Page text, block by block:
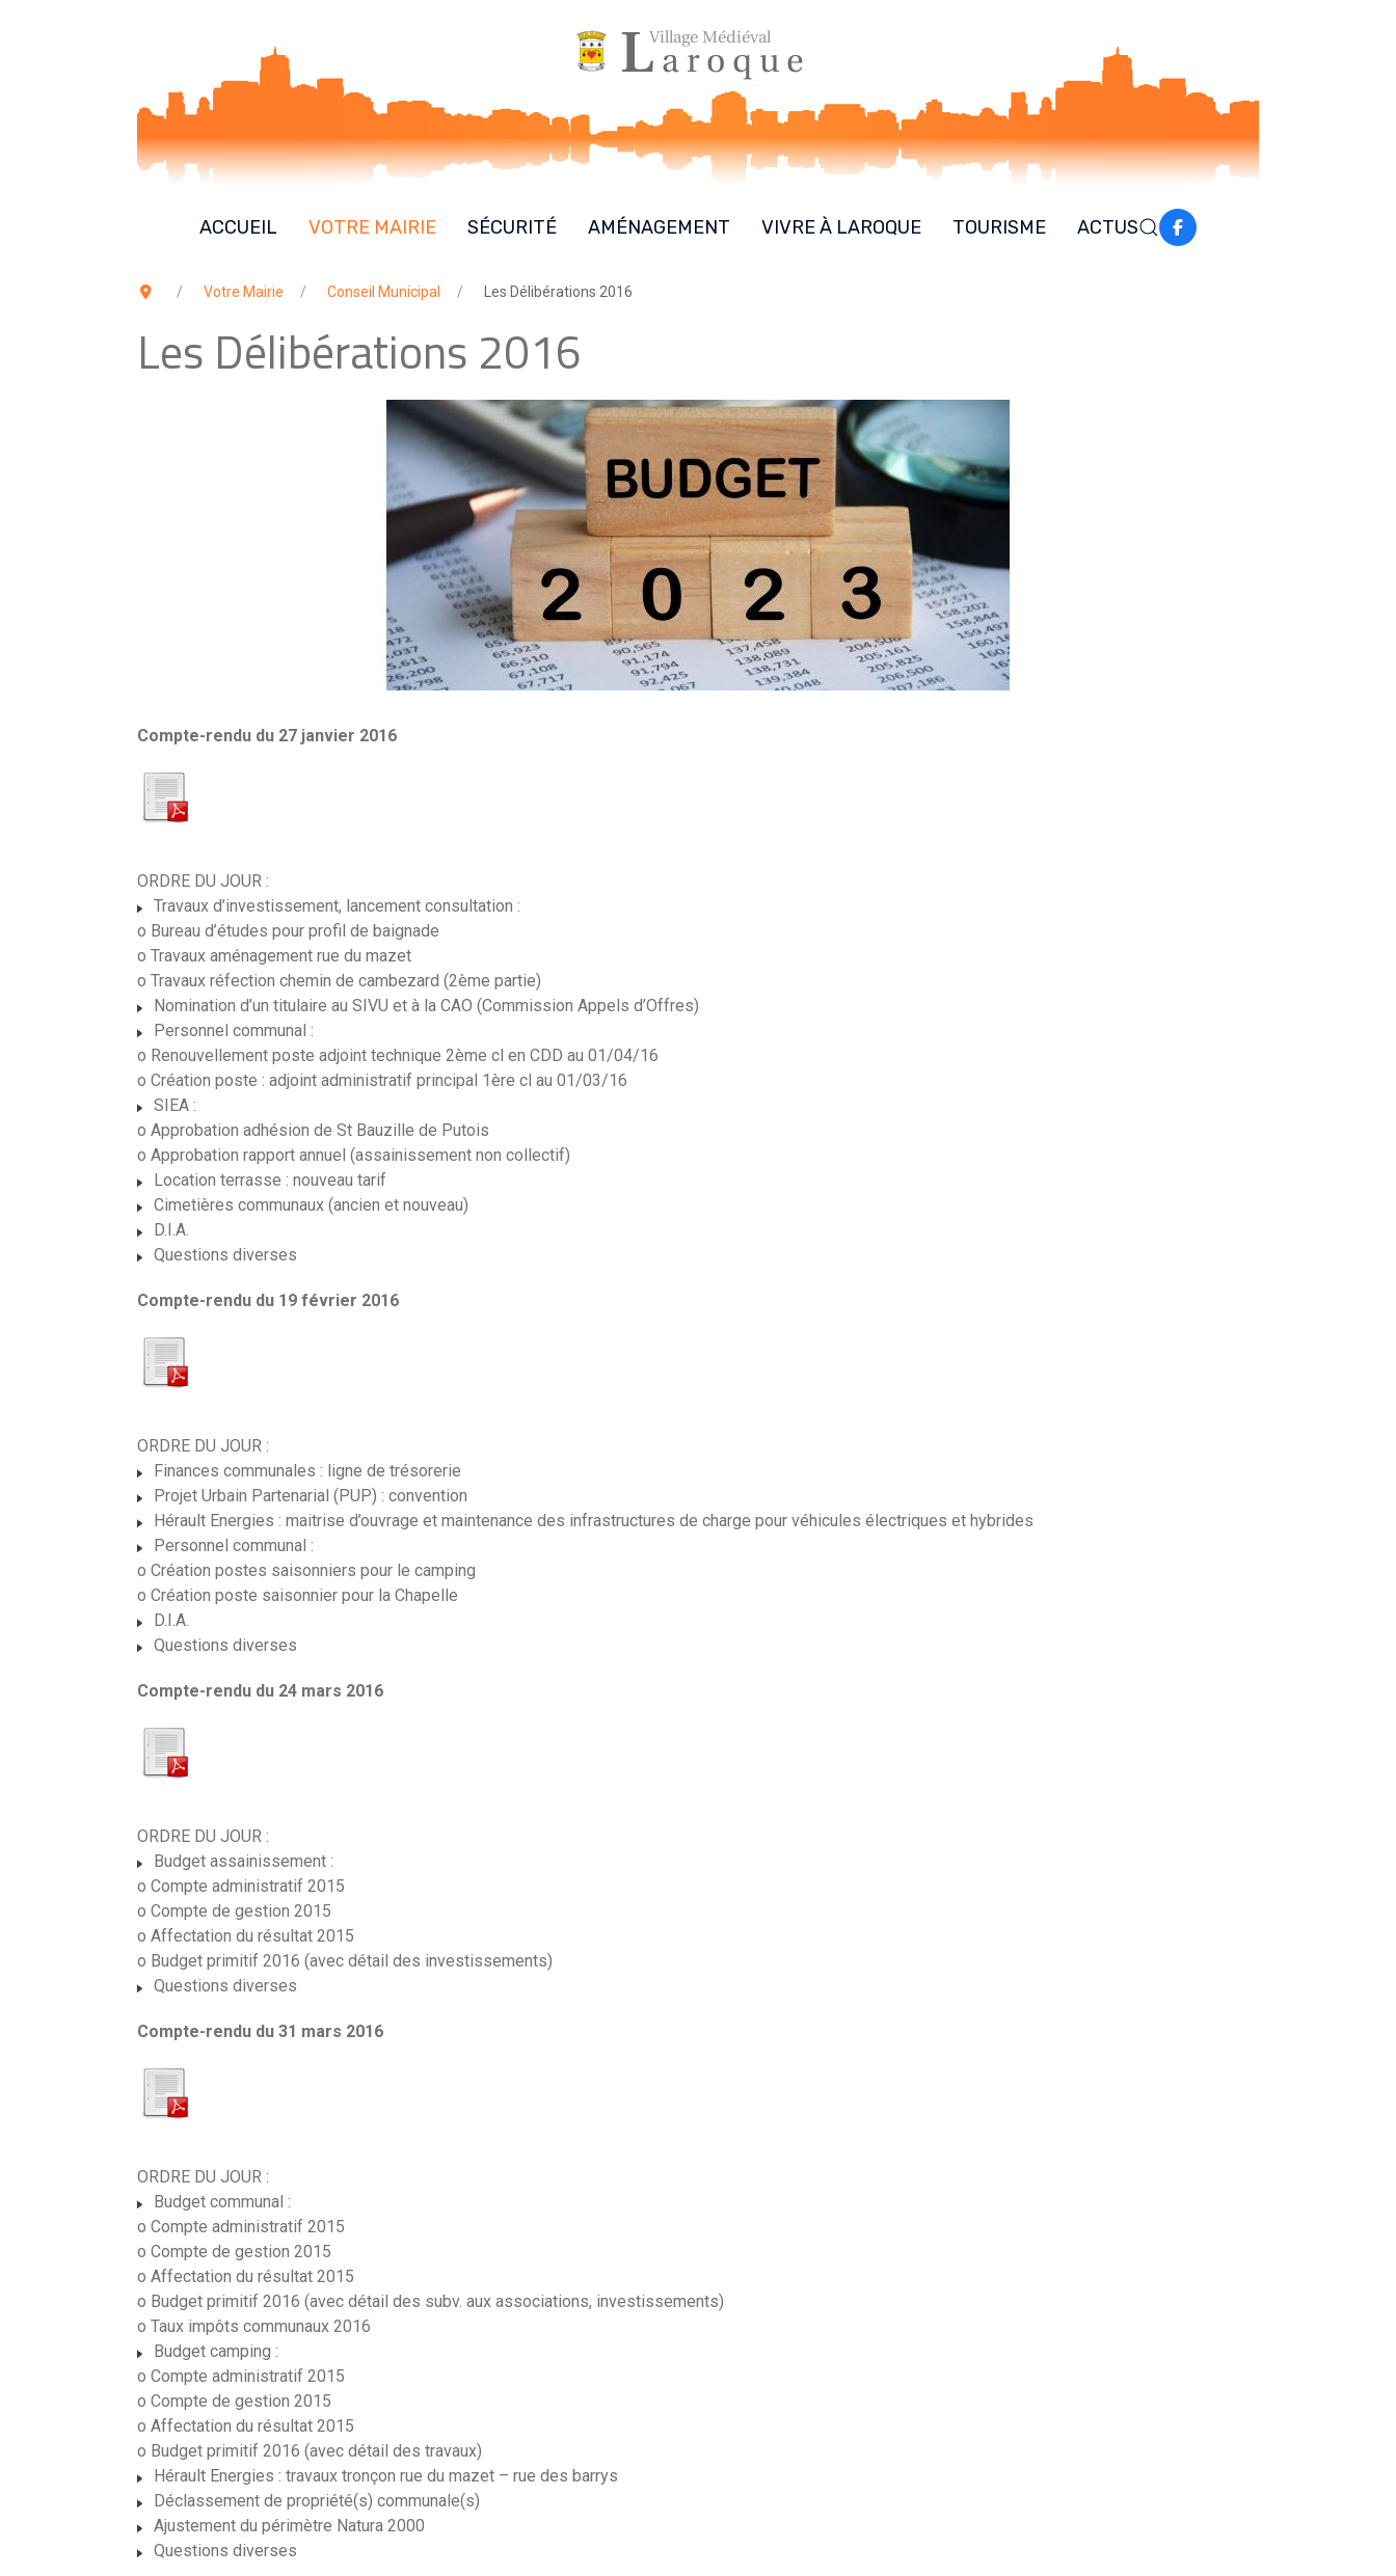
ACCUEIL VOTRE MAIRIE SÉCURITÉ AMÉNAGEMENT VIVRE À LAROQUE TOURISME ACTUS
Votre Mairie Conseil Municipal Les Délibérations 2016
Les Délibérations 2016
Compte-rendu du 27 janvier 2016
ORDRE DU JOUR :
Travaux d’investissement, lancement consultation :
o Bureau d’études pour profil de baignade
o Travaux aménagement rue du mazet
o Travaux réfection chemin de cambezard (2ème partie)
Nomination d’un titulaire au SIVU et à la CAO (Commission Appels d’Offres)
Personnel communal :
o Renouvellement poste adjoint technique 2ème cl en CDD au 01/04/16
o Création poste : adjoint administratif principal 1ère cl au 01/03/16
SIEA :
o Approbation adhésion de St Bauzille de Putois
o Approbation rapport annuel (assainissement non collectif)
Location terrasse : nouveau tarif
Cimetières communaux (ancien et nouveau)
D.I.A.
Questions diverses
Compte-rendu du 19 février 2016
ORDRE DU JOUR :
Finances communales : ligne de trésorerie
Projet Urbain Partenarial (PUP) : convention
Hérault Energies : maitrise d’ouvrage et maintenance des infrastructures de charge pour véhicules électriques et hybrides
Personnel communal :
o Création postes saisonniers pour le camping
o Création poste saisonnier pour la Chapelle
D.I.A.
Questions diverses
Compte-rendu du 24 mars 2016
ORDRE DU JOUR :
Budget assainissement :
o Compte administratif 2015
o Compte de gestion 2015
o Affectation du résultat 2015
o Budget primitif 2016 (avec détail des investissements)
Questions diverses
Compte-rendu du 31 mars 2016
ORDRE DU JOUR :
Budget communal :
o Compte administratif 2015
o Compte de gestion 2015
o Affectation du résultat 2015
o Budget primitif 2016 (avec détail des subv. aux associations, investissements)
o Taux impôts communaux 2016
Budget camping :
o Compte administratif 2015
o Compte de gestion 2015
o Affectation du résultat 2015
o Budget primitif 2016 (avec détail des travaux)
Hérault Energies : travaux tronçon rue du mazet – rue des barrys
Déclassement de propriété(s) communale(s)
Ajustement du périmètre Natura 2000
Questions diverses